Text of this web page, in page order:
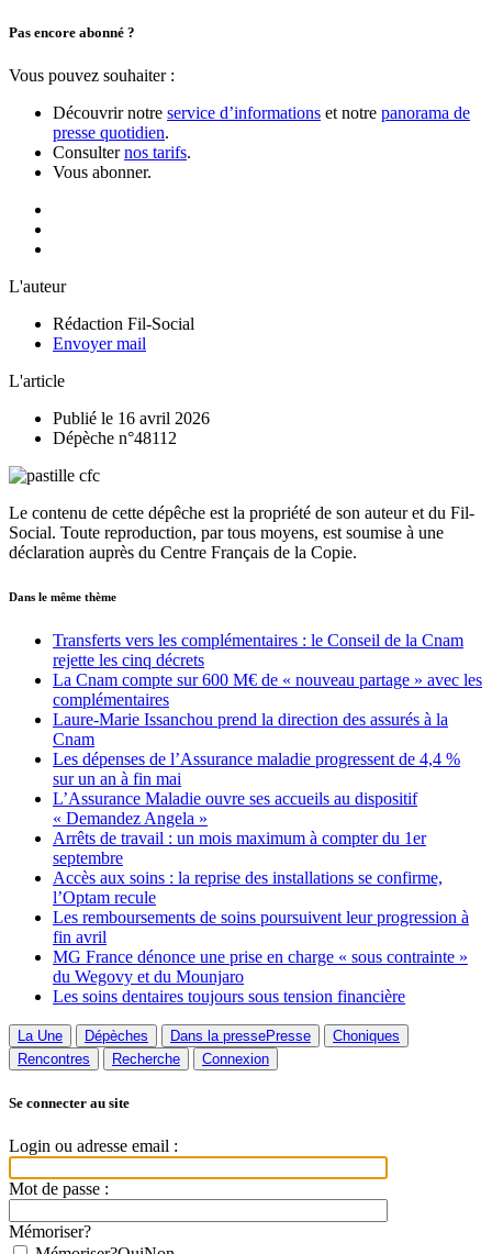
Pas encore abonné ?
Vous pouvez souhaiter :
Découvrir notre service d’informations et notre panorama de
presse quotidien.
Consulternos tarifs.
Vous abonner.
L'auteur
Rédaction Fil-Social
Envoyer mail
L'article
Publié le 16 avril 2026
Dépèche n°48112
Le contenu de cette dépêche est la propriété de son auteur et du Fil-
Social. Toute reproduction, par tous moyens, est soumise à une
déclaration auprès du Centre Français de la Copie.
Dans le même thème
Transferts vers les complémentaires : le Conseil de la Cnam
rejette les cinq décrets
La Cnam compte sur 600 M€ de « nouveau partage » avec les
complémentaires
Laure-Marie Issanchou prend la direction des assurés à la
Cnam
Les dépenses de l’Assurance maladie progressent de 4,4 %
sur un an à fin mai
L’Assurance Maladie ouvre ses accueils au dispositif
« Demandez Angela »
Arrêts de travail : un mois maximum à compter du 1er
septembre
Accès aux soins : la reprise des installations se confirme,
l’Optam recule
Les remboursements de soins poursuivent leur progression à
fin avril
MG France dénonce une prise en charge « sous contrainte »
du Wegovy et du Mounjaro
Les soins dentaires toujours sous tension financière
La Une Dépèches Dans la pressePresse
Choniques
Rencontres
Recherche Connexion
Se connecter au site
Login ou adresse email :
Mot de passe :
Mémoriser?